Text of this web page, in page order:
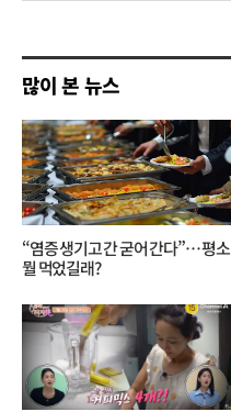
많이 본 뉴스
“염증 생기고 간 굳어 간다”… 평소
뭘 먹었길래?